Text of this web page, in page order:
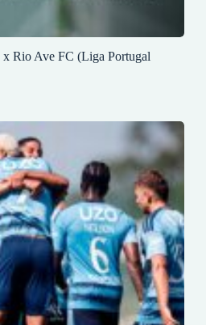
Rio Ave FC (Liga Portugal